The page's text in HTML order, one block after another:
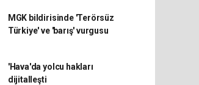
MGK bildirisinde 'Terörsüz
Türkiye' ve 'barış' vurgusu
'Hava'da yolcu hakları
dijitalleşti